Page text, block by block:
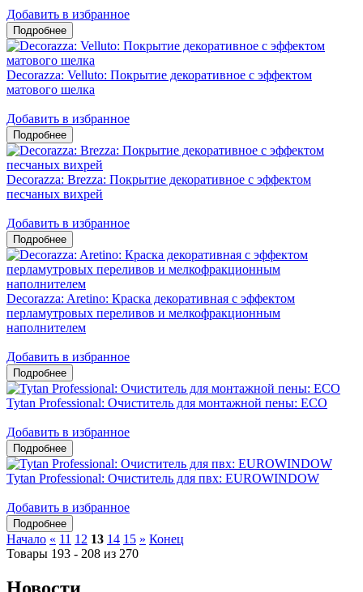
Добавить в избранное
Decorazza: Velluto: Покрытие декоративное с эффектом
матового шелка
Добавить в избранное
Decorazza: Brezza: Покрытие декоративное с эффектом
песчаных вихрей
Добавить в избранное
Decorazza: Aretino: Краска декоративная с эффектом
перламутровых переливов и мелкофракционным
наполнителем
Добавить в избранное
Tytan Professional: Очиститель для монтажной пены: ЕСО
Добавить в избранное
Tytan Professional: Очиститель для пвх: EUROWINDOW
Добавить в избранное
Начало « 11 12 13 14 15 » Конец
Товары 193 - 208 из 270
Новости